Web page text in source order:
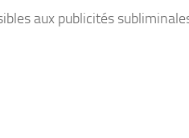
aux publicités